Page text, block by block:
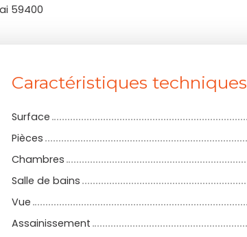
59400
Caractéristiques techniques
Surface
Pièces
Chambres
Salle de bains
Vue
Assainissement